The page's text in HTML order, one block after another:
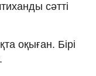
сәтті
оқыған. Бірі